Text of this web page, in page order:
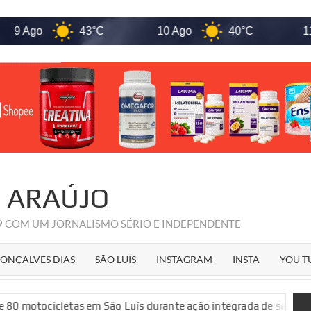
43°C 10 Ago 40°C 11 Ago
UM JORNALISMO SÉRIO E INDEPENDENTE
DIAS SÃO LUÍS INSTAGRAM INSTA YOU
em São Luís durante ação integrada de segurança pública